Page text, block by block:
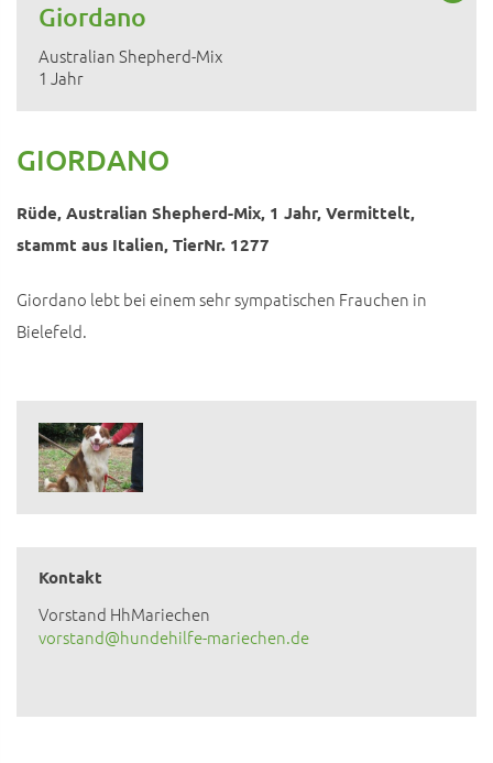
Giordano
Australian Shepherd-Mix
1 Jahr
GIORDANO
Rüde, Australian Shepherd-Mix, 1 Jahr, Vermittelt,
stammt aus Italien, TierNr. 1277
Giordano lebt bei einem sehr sympatischen Frauchen in
Bielefeld.
Kontakt
Vorstand HhMariechen
vorstand@hundehilfe-mariechen.de